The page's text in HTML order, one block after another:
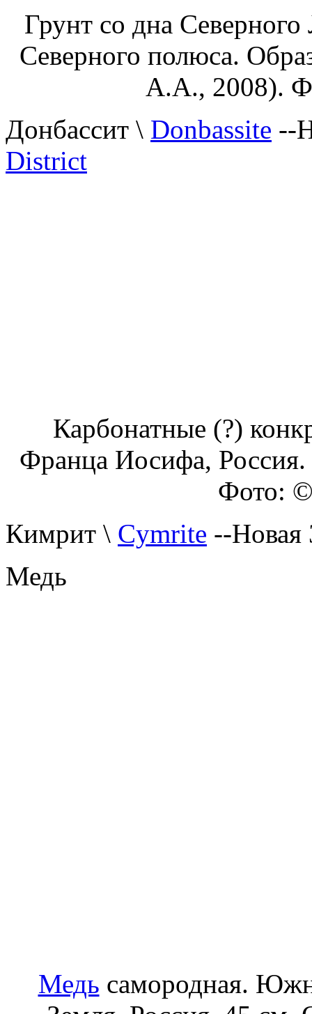
Грунт со дна Северного
Северного полюса.
А.А., 2008).
Донбассит \ Donbassite --
District
Карбонатные (?)
Франца Иосифа,
Фото:
Кимрит \ Cymrite --
Медь
Медь самородная.